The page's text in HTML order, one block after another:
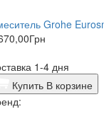
Grohe
Грн
1-4 дня
Купить В корзине